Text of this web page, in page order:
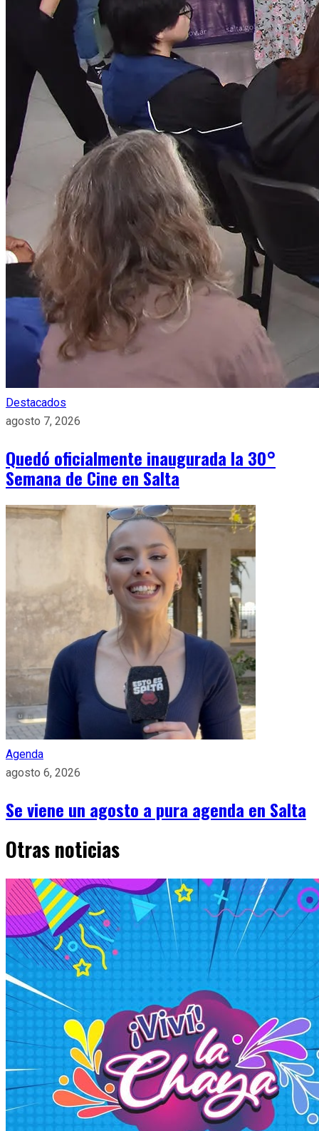
Destacados
agosto 7, 2026
Quedó oficialmente inaugurada la 30°
Semana de Cine en Salta
Agenda
agosto 6, 2026
Se viene un agosto a pura agenda en Salta
Otras noticias